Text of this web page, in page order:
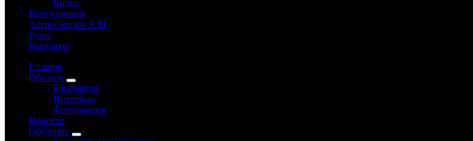
Видео
Консультации
Астрословарь XXI
Руны
Контакты
Главная
Обо мне
Биография
Интервью
Фотогалерея
Новости
Обучение